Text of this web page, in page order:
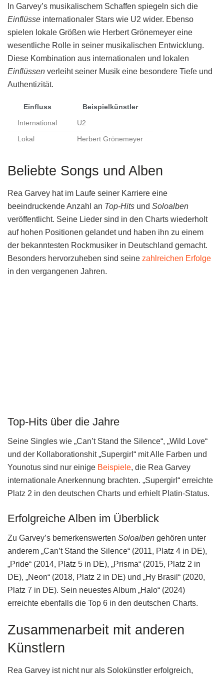
In Garvey’s musikalischem Schaffen spiegeln sich die
Einflüsse internationaler Stars wie U2 wider. Ebenso
spielen lokale Größen wie Herbert Grönemeyer eine
wesentliche Rolle in seiner musikalischen Entwicklung.
Diese Kombination aus internationalen und lokalen
Einflüssen verleiht seiner Musik eine besondere Tiefe und
Authentizität.
Einfluss Beispielkünstler
International U2
Lokal Herbert Grönemeyer
Beliebte Songs und Alben
Rea Garvey hat im Laufe seiner Karriere eine
beeindruckende Anzahl an Top-Hits und Soloalben
veröffentlicht. Seine Lieder sind in den Charts wiederholt
auf hohen Positionen gelandet und haben ihn zu einem
der bekanntesten Rockmusiker in Deutschland gemacht.
Besonders hervorzuheben sind seine zahlreichen Erfolge
in den vergangenen Jahren.
Top-Hits über die Jahre
Seine Singles wie „Can’t Stand the Silence“, „Wild Love“
und der Kollaborationshit „Supergirl“ mit Alle Farben und
Younotus sind nur einige Beispiele, die Rea Garvey
internationale Anerkennung brachten. „Supergirl“ erreichte
Platz 2 in den deutschen Charts und erhielt Platin-Status.
Erfolgreiche Alben im Überblick
Zu Garvey’s bemerkenswerten Soloalben gehören unter
anderem „Can’t Stand the Silence“ (2011, Platz 4 in DE),
„Pride“ (2014, Platz 5 in DE), „Prisma“ (2015, Platz 2 in
DE), „Neon“ (2018, Platz 2 in DE) und „Hy Brasil“ (2020,
Platz 7 in DE). Sein neuestes Album „Halo“ (2024)
erreichte ebenfalls die Top 6 in den deutschen Charts.
Zusammenarbeit mit anderen
Künstlern
Rea Garvey ist nicht nur als Solokünstler erfolgreich,